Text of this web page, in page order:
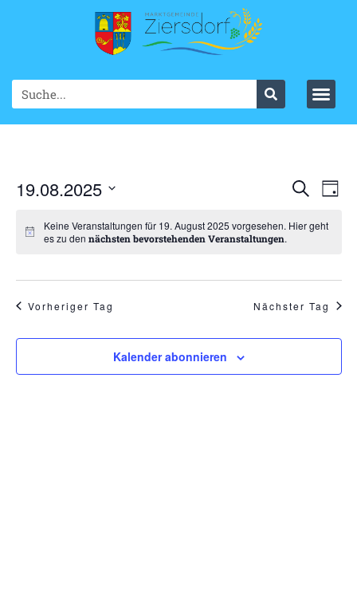
SucheTag
19.08.2025
wählen.Keine Veranstaltungen für 19. August 2025 vorgesehen. Hier geht
es zu dennächsten bevorstehenden Veranstaltungen.
Vorheriger Tag Nächster Tag
Kalender abonnieren